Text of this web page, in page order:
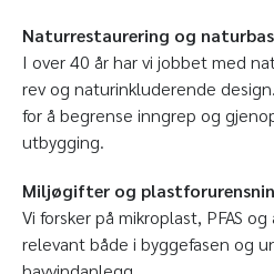
Naturrestaurering og
I over 40 år har vi jobbet med
rev og naturinkluderende
for å begrense inngrep og
utbygging.
Miljøgifter og
Vi forsker på mikroplast, PFAS
relevant både i byggefasen og